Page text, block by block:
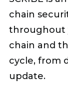
chain
throughout
chain and
cycle, from
update.